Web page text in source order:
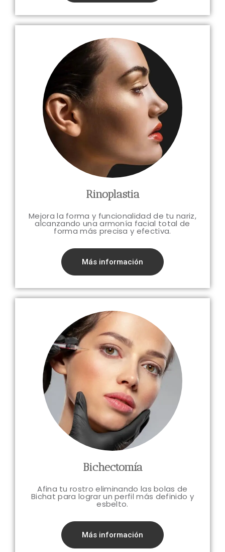
Rinoplastia
Mejora la forma y funcionalidad de tu nariz,
alcanzando una armonía facial total de
forma más precisa y efectiva.
Más información
Bichectomía
Afina tu rostro eliminando las bolas de
Bichat para lograr un perfil más definido y
esbelto.
Más información